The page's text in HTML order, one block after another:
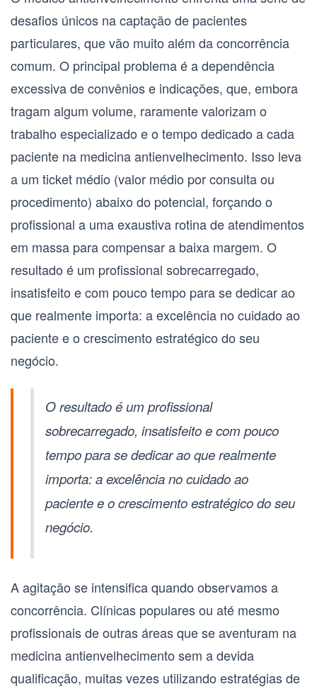
desafios únicos na captação de pacientes
particulares, que vão muito além da concorrência
comum. O principal problema é a dependência
excessiva de convênios e indicações, que, embora
tragam algum volume, raramente valorizam o
trabalho especializado e o tempo dedicado a cada
paciente na medicina antienvelhecimento. Isso leva
a um ticket médio (valor médio por consulta ou
procedimento) abaixo do potencial, forçando o
profissional a uma exaustiva rotina de atendimentos
em massa para compensar a baixa margem. O
resultado é um profissional sobrecarregado,
insatisfeito e com pouco tempo para se dedicar ao
que realmente importa: a excelência no cuidado ao
paciente e o crescimento estratégico do seu
negócio.
O resultado é um profissional
sobrecarregado, insatisfeito e com pouco
tempo para se dedicar ao que realmente
importa: a excelência no cuidado ao
paciente e o crescimento estratégico do seu
negócio.
A agitação se intensifica quando observamos a
concorrência. Clínicas populares ou até mesmo
profissionais de outras áreas que se aventuram na
medicina antienvelhecimento sem a devida
qualificação, muitas vezes utilizando estratégias de